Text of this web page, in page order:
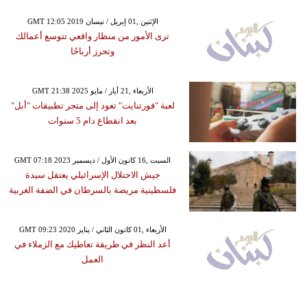
GMT 12:05 2019 الإثنين ,01 إبريل / نيسان
ترى الأمور من منظار واقعي تتوسع أعمالك
وتحرز أرباحًا
GMT 21:38 2025 الأربعاء ,21 أيار / مايو
لعبة "فورتنايت" تعود إلى متجر تطبيقات "أبل"
بعد انقطاع دام 5 سنوات
GMT 07:18 2023 السبت ,16 كانون الأول / ديسمبر
جيش الاحتلال الإسرائيلي يعتقل سيدة
فلسطينية مريضة بالسرطان في الضفة الغربية
GMT 09:23 2020 الأربعاء ,01 كانون الثاني / يناير
أعد النظر في طريقة تعاطيك مع الزملاء في
العمل